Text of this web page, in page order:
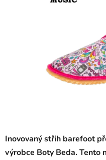
Inovovaný střih barefoot
výrobce Boty Beda. Tento